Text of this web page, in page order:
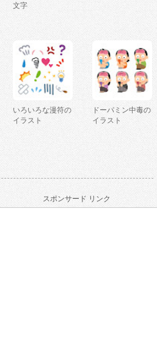
文字
いろいろな漫符の
イラスト
ドーパミン中毒の
イラスト
スポンサード リンク